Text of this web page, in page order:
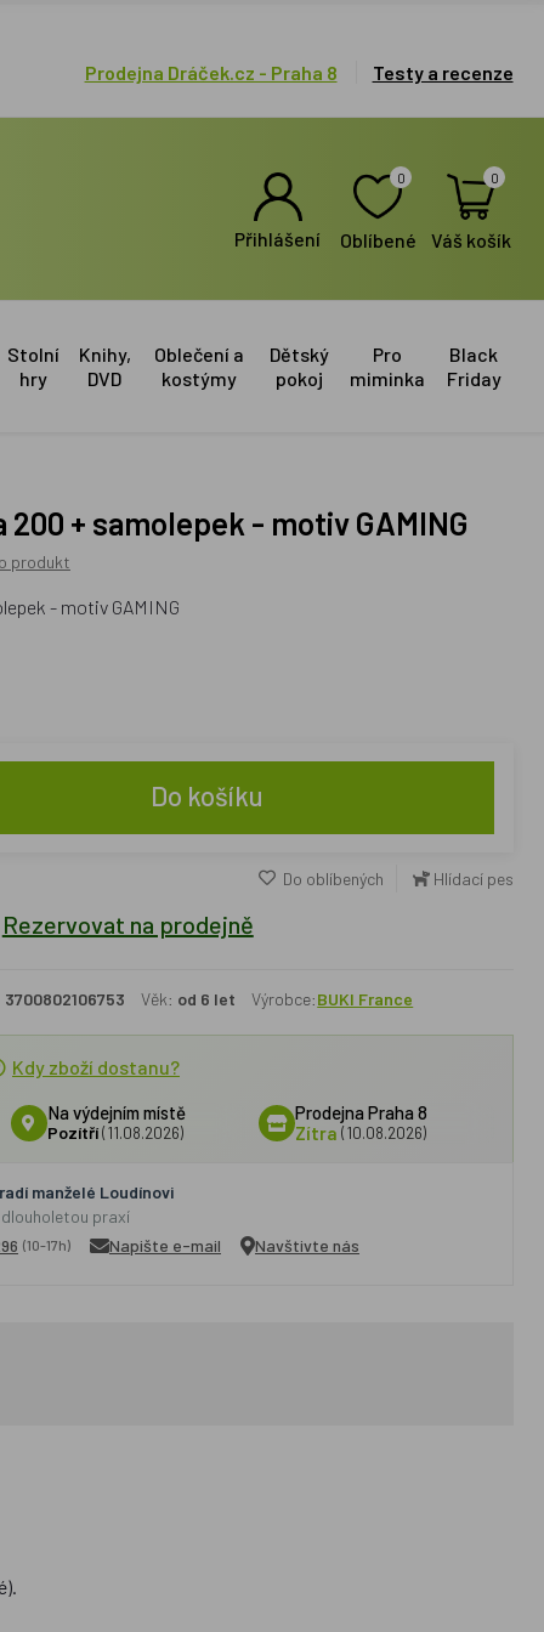
Prodejna Dráček.cz - Praha 8 Testy a recenze
Přihlášení
0
Oblíbené
0
Váš košík
Stolní
hry
Knihy,
DVD
Oblečení a
kostýmy
Dětský
pokoj
Pro
miminka
Black
Friday
200 + samolepek - motiv GAMING
produkt
- motiv GAMING
Do košíku
Do oblíbených Hlídací pes
Rezervovat na prodejně
3700802106753 Věk: od 6 let Výrobce:BUKI France
Kdy zboží dostanu?
Na výdejním místě
Pozítří (11.08.2026)
Prodejna Praha 8
Zítra (10.08.2026)
manželé Loudínovi
praxí
(10-17h) Napište e-mail Navštivte nás